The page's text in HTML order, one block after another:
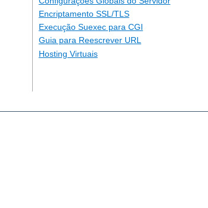
Encriptamento SSL/TLS
Execução Suexec para CGI
Guia para Reescrever URL
Hosting Virtuais